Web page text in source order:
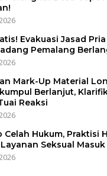
Evakuasi Jasad
Pemalang
Mark-Up Material
Berlanjut,
Reaksi
Celah Hukum, Praktisi
Seksual